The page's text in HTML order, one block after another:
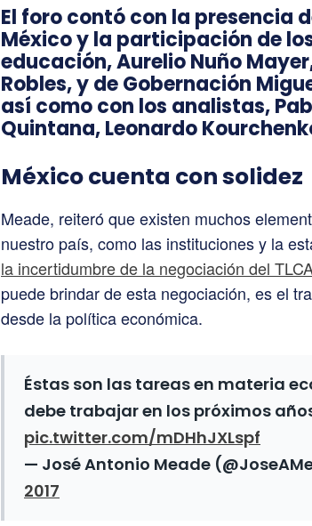
El foro contó con la presencia
México y la participación de
educación, Aurelio Nuño
Robles, y de Gobernación
así como con los analistas,
Quintana, Leonardo
México cuenta con solidez
Meade, reiteró que existen muchos
nuestro país, como las instituciones y la
la incertidumbre de la negociación del
puede brindar de esta negociación, es el
desde la política económica.
Éstas son las tareas en materia
debe trabajar en los próximos
pic.twitter.com/mDHhJXLspf
— José Antonio Meade
2017